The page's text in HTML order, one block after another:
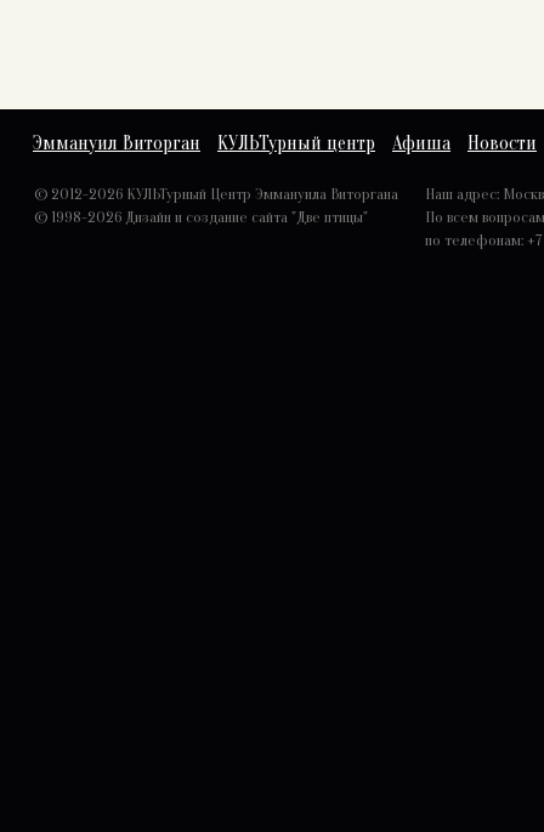
Эммануил Виторган КУЛЬТурный центр Афиша Новости
© 2012-2026 КУЛЬТурный Центр Эммануила Виторгана
© 1998-2026 Дизайн и создание сайта "Две птицы"
Наш адрес:
По всем
по телефонам: